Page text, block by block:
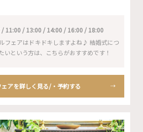
/ 11:00 / 13:00 / 14:00 / 16:00 / 18:00
フェアはドキドキしますよね♪ 結婚式につ
いという方は、こちらがおすすめです！
ェアを詳しく見る/・予約する